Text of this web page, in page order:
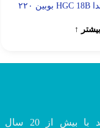
کنتاکتور هیوندا HGC 18B بوبین ۲۲۰
↑
الکترو دماوند با بیش از 20 سال